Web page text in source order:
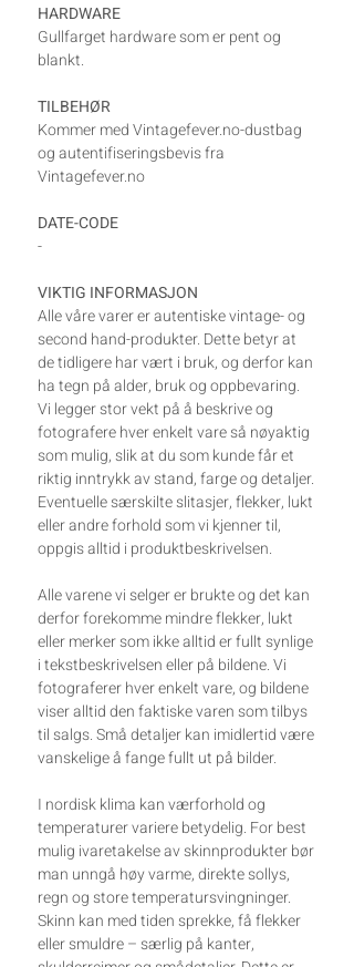
HARDWARE
Gullfarget hardware som er pent og
blankt.
TILBEHØR
Kommer med Vintagefever.no-dustbag
og autentifiseringsbevis fra
Vintagefever.no
DATE-CODE
-
VIKTIG INFORMASJON
Alle våre varer er autentiske vintage- og
second hand-produkter. Dette betyr at
de tidligere har vært i bruk, og derfor kan
ha tegn på alder, bruk og oppbevaring.
Vi legger stor vekt på å beskrive og
fotografere hver enkelt vare så nøyaktig
som mulig, slik at du som kunde får et
riktig inntrykk av stand, farge og detaljer.
Eventuelle særskilte slitasjer, flekker, lukt
eller andre forhold som vi kjenner til,
oppgis alltid i produktbeskrivelsen.
Alle varene vi selger er brukte og det kan
derfor forekomme mindre flekker, lukt
eller merker som ikke alltid er fullt synlige
i tekstbeskrivelsen eller på bildene. Vi
fotograferer hver enkelt vare, og bildene
viser alltid den faktiske varen som tilbys
til salgs. Små detaljer kan imidlertid være
vanskelige å fange fullt ut på bilder.
I nordisk klima kan værforhold og
temperaturer variere betydelig. For best
mulig ivaretakelse av skinnprodukter bør
man unngå høy varme, direkte sollys,
regn og store temperatursvingninger.
Skinn kan med tiden sprekke, få flekker
eller smuldre – særlig på kanter,